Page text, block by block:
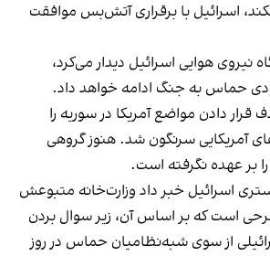
نکند، اسرائیل با برقراری آتش‌بس موافقت
نیروی هوایی اسرائیل دیدار می‌کرد،
حماس به جنگ ادامه خواهد داد.
دادن مواضع آمریکا در سوریه را
آمریکایی سرنگون شد. هنوز گروهی
بر عهده نگرفته است.
اسرائیل خبر داد وزارت‌خانه متبوعش
است که بر اساس آن، زیر سوال بردن
از سوی شبه‌نظامیان حماس در روز